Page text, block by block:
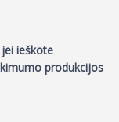
ieškote
produkcijos